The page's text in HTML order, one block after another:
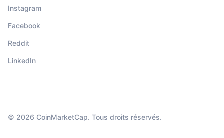
Instagram
Facebook
Reddit
LinkedIn
© 2026 CoinMarketCap. Tous droits réservés.